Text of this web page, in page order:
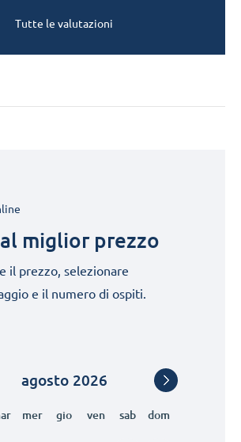
Tutte le valutazioni
miglior prezzo
il prezzo, selezionare
e il numero di ospiti.
agosto 2026
mer gio ven sab dom